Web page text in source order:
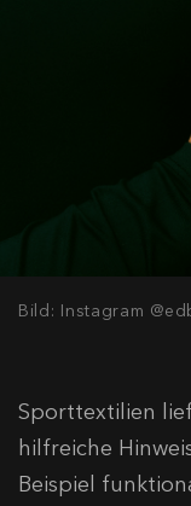
Bild: Instagram
Sporttextilien
hilfreiche
Beispiel